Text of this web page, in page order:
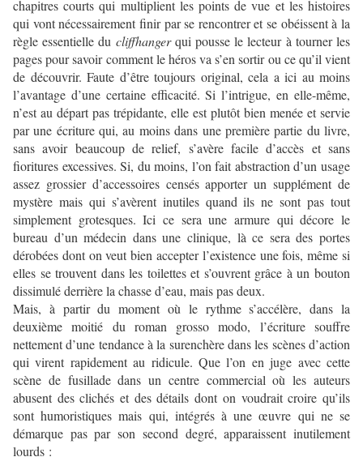
chapitres courts qui multiplient les points de vue et les histoires
qui vont nécessairement finir par se rencontrer et se obéissent à la
règle essentielle du cliffhangerqui pousse le lecteur à tourner les
pages pour savoir comment le héros va s’en sortir ou ce qu’il vient
de découvrir. Faute d’être toujours original, cela a ici au moins
l’avantage d’une certaine efficacité. Si l’intrigue, en elle-même,
n’est au départ pas trépidante, elle est plutôt bien menée et servie
par une écriture qui, au moins dans une première partie du livre,
sans avoir beaucoup de relief, s’avère facile d’accès et sans
fioritures excessives. Si, du moins, l’on fait abstraction d’un usage
assez grossier d’accessoires censés apporter un supplément de
mystère mais qui s’avèrent inutiles quand ils ne sont pas tout
simplement grotesques. Ici ce sera une armure qui décore le
bureau d’un médecin dans une clinique, là ce sera des portes
dérobées dont on veut bien accepter l’existence une fois, même si
elles se trouvent dans les toilettes et s’ouvrent grâce à un bouton
dissimulé derrière la chasse d’eau, mais pas deux.
Mais, à partir du moment où le rythme s’accélère, dans la
deuxième moitié du roman grosso modo, l’écriture souffre
nettement d’une tendance à la surenchère dans les scènes d’action
qui virent rapidement au ridicule. Que l’on en juge avec cette
scène de fusillade dans un centre commercial où les auteurs
abusent des clichés et des détails dont on voudrait croire qu’ils
sont humoristiques mais qui, intégrés à une œuvre qui ne se
démarque pas par son second degré, apparaissent inutilement
lourds :